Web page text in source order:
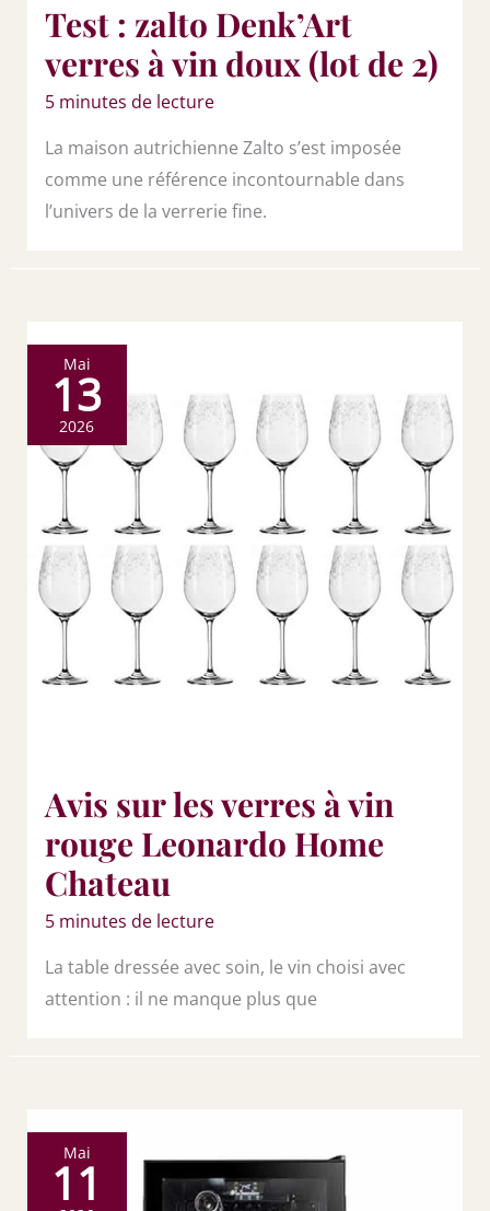
Test : zalto Denk’Art
verres à vin doux (lot de 2)
5 minutes de lecture
La maison autrichienne Zalto s’est imposée
comme une référence incontournable dans
l’univers de la verrerie fine.
Mai
13
2026
Avis sur les verres à vin
rouge Leonardo Home
Chateau
5 minutes de lecture
La table dressée avec soin, le vin choisi avec
attention : il ne manque plus que
Mai
11